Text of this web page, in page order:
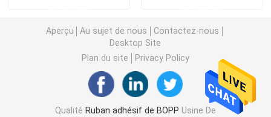
Ruban adhésif de emballage
Ruban adhésif de Polyimide
Ruban adhésif de mousse
Aperçu Au sujet de nous
Contactez-nous
Desktop Site
Plan du site
Privacy Policy
Qualité Ruban adhésif de BOPP Usine De